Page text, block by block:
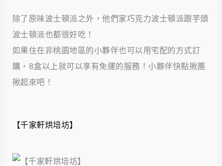
除了原味波士頓派之外，他們家巧克力波士頓派跟芋頭
波士頓派也都很好吃！
如果住在非桃園地區的小夥伴也可以用宅配的方式訂
購，8盒以上就可以享有免運的服務！小夥伴快點揪團
揪起來吧！
【千家軒烘培坊】